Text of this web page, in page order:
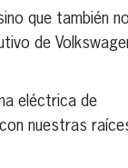
que también
de
eléctrica de
nuestras